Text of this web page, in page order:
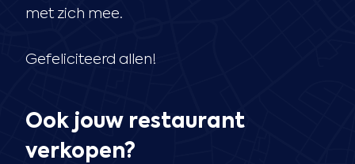
met zich mee.
Gefeliciteerd allen!
Ook jouw restaurant
verkopen?